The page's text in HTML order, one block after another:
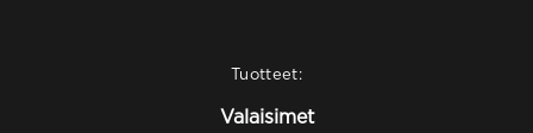
Tuotteet:
Valaisimet